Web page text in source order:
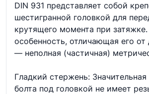
DIN 931 представляет собой
шестигранной головкой для
крутящего момента при затяжке.
особенность, отличающая его от
— неполная (частичная)
Гладкий стержень: Значительная
болта под головкой не имеет